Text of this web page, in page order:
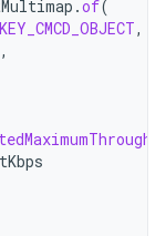
.of(
KEY_CMCD_OBJECT,
,